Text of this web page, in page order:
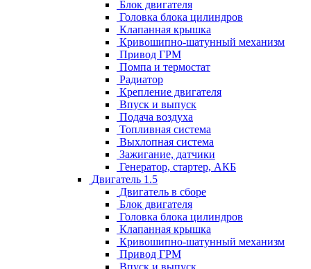
Блок двигателя
Головка блока цилиндров
Клапанная крышка
Кривошипно-шатунный механизм
Привод ГРМ
Помпа и термостат
Радиатор
Крепление двигателя
Впуск и выпуск
Подача воздуха
Топливная система
Выхлопная система
Зажигание, датчики
Генератор, стартер, АКБ
Двигатель 1.5
Двигатель в сборе
Блок двигателя
Головка блока цилиндров
Клапанная крышка
Кривошипно-шатунный механизм
Привод ГРМ
Впуск и выпуск